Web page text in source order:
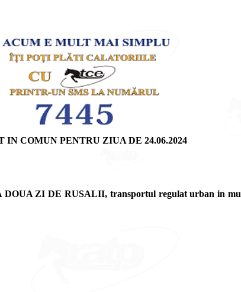
COMUN PENTRU ZIUA DE 24.06.2024
DOUA ZI DE RUSALII, transportul regulat urban in